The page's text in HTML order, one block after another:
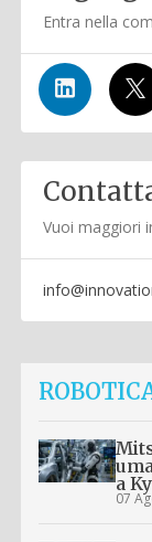
Entra nella
Vuoi maggiori
a
07